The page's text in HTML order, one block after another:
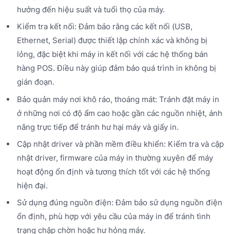
hưởng đến hiệu suất và tuổi thọ của máy.
Kiểm tra kết nối: Đảm bảo rằng các kết nối (USB,
Ethernet, Serial) được thiết lập chính xác và không bị
lỏng, đặc biệt khi máy in kết nối với các hệ thống bán
hàng POS. Điều này giúp đảm bảo quá trình in không bị
gián đoạn.
Bảo quản máy nơi khô ráo, thoáng mát: Tránh đặt máy in
ở những nơi có độ ẩm cao hoặc gần các nguồn nhiệt, ánh
nắng trực tiếp để tránh hư hại máy và giấy in.
Cập nhật driver và phần mềm điều khiển: Kiểm tra và cập
nhật driver, firmware của máy in thường xuyên để máy
hoạt động ổn định và tương thích tốt với các hệ thống
hiện đại.
Sử dụng đúng nguồn điện: Đảm bảo sử dụng nguồn điện
ổn định, phù hợp với yêu cầu của máy in để tránh tình
trạng chập chờn hoặc hư hỏng máy.